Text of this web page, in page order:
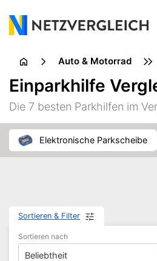
Auto & Motorrad
Einparkhilfe
Die 7 besten Parkhilfen im
Elektronische Parkscheibe
Sortieren & Filter
Sortieren nach
Beliebtheit